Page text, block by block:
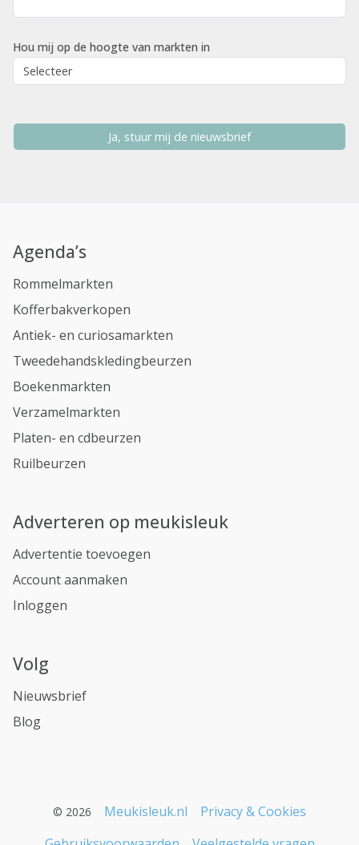
Hou mij op de hoogte van markten in
Ja, stuur mij de nieuwsbrief
Agenda’s
Rommelmarkten
Kofferbakverkopen
Antiek- en curiosamarkten
Tweedehandskledingbeurzen
Boekenmarkten
Verzamelmarkten
Platen- en cdbeurzen
Ruilbeurzen
Adverteren op meukisleuk
Advertentie toevoegen
Account aanmaken
Inloggen
Volg
Nieuwsbrief
Blog
© 2026 Meukisleuk.nl
Privacy & Cookies